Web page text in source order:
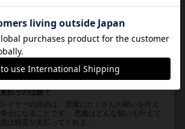
DILETTO secret of eden
10～20分 8歳～
払うのは誰？
イヤーの目的は、悪魔にたくさんの願いを叶え
せになることです。 悪魔はどんな願いも叶えて
は精霊が支払ってくれま...